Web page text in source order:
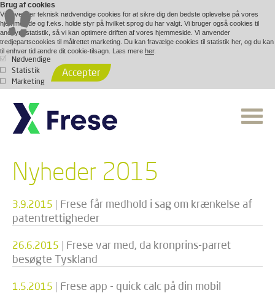
Brug af cookies
Vi anvender teknisk nødvendige cookies for at sikre dig den bedste oplevelse på vores
hjemmeside og f.eks. holde styr på hvilket sprog du har valgt. Vi bruger også cookies til
anonym statistik, så vi kan optimere driften af vores hjemmeside. Vi anvender
tredjepartscookies til målrettet marketing. Du kan fravælge cookies til statistik her, og du kan
til enhver tid ændre dit cookie-tilsagn. Læs mere her.
Nødvendige
Statistik
Marketing
Accepter
Nyheder 2015
3.9.2015 | Frese får medhold i sag om krænkelse af
patentrettigheder
26.6.2015 | Frese var med, da kronprins-parret
besøgte Tyskland
1.5.2015 | Frese app - quick calc på din mobil